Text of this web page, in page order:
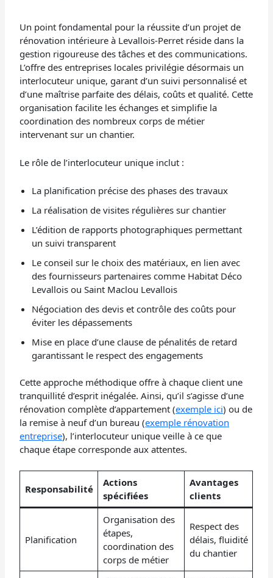
Un point fondamental pour la réussite d’un projet de
rénovation intérieure à Levallois-Perret réside dans la
gestion rigoureuse des tâches et des communications.
L’offre des entreprises locales privilégie désormais un
interlocuteur unique, garant d’un suivi personnalisé et
d’une maîtrise parfaite des délais, coûts et qualité. Cette
organisation facilite les échanges et simplifie la
coordination des nombreux corps de métier
intervenant sur un chantier.
Le rôle de l’interlocuteur unique inclut :
La planification précise des phases des travaux
La réalisation de visites régulières sur chantier
L’édition de rapports photographiques permettant
un suivi transparent
Le conseil sur le choix des matériaux, en lien avec
des fournisseurs partenaires comme Habitat Déco
Levallois ou Saint Maclou Levallois
Négociation des devis et contrôle des coûts pour
éviter les dépassements
Mise en place d’une clause de pénalités de retard
garantissant le respect des engagements
Cette approche méthodique offre à chaque client une
tranquillité d’esprit inégalée. Ainsi, qu’il s’agisse d’une
rénovation complète d’appartement (exemple ici) ou de
la remise à neuf d’un bureau (exemple rénovation
entreprise), l’interlocuteur unique veille à ce que
chaque étape corresponde aux attentes.
Responsabilité
Actions
spécifiées
Avantages
clients
Planification
Organisation des
étapes,
coordination des
corps de métier
Respect des
délais, fluidité
du chantier